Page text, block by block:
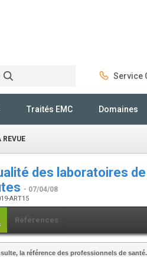
Service
Traités EMC Domaines
des laboratoires
- 07/04/08
ART15
Références
la référence des professionnels de santé.